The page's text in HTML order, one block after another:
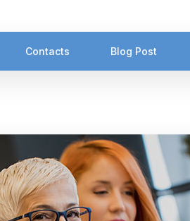
Contacts Blog Post